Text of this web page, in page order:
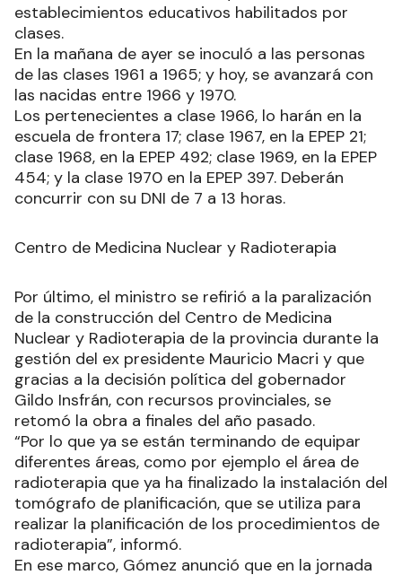
establecimientos educativos habilitados por
clases.
En la mañana de ayer se inoculó a las personas
de las clases 1961 a 1965; y hoy, se avanzará con
las nacidas entre 1966 y 1970.
Los pertenecientes a clase 1966, lo harán en la
escuela de frontera 17; clase 1967, en la EPEP 21;
clase 1968, en la EPEP 492; clase 1969, en la EPEP
454; y la clase 1970 en la EPEP 397. Deberán
concurrir con su DNI de 7 a 13 horas.
Centro de Medicina Nuclear y Radioterapia
Por último, el ministro se refirió a la paralización
de la construcción del Centro de Medicina
Nuclear y Radioterapia de la provincia durante la
gestión del ex presidente Mauricio Macri y que
gracias a la decisión política del gobernador
Gildo Insfrán, con recursos provinciales, se
retomó la obra a finales del año pasado.
“Por lo que ya se están terminando de equipar
diferentes áreas, como por ejemplo el área de
radioterapia que ya ha finalizado la instalación del
tomógrafo de planificación, que se utiliza para
realizar la planificación de los procedimientos de
radioterapia”, informó.
En ese marco, Gómez anunció que en la jornada